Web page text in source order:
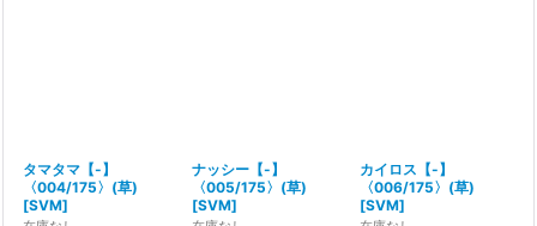
タマタマ【-】
〈004/175〉(草)
[SVM]
ナッシー【-】
〈005/175〉(草)
[SVM]
カイロス【-】
〈006/175〉(草)
[SVM]